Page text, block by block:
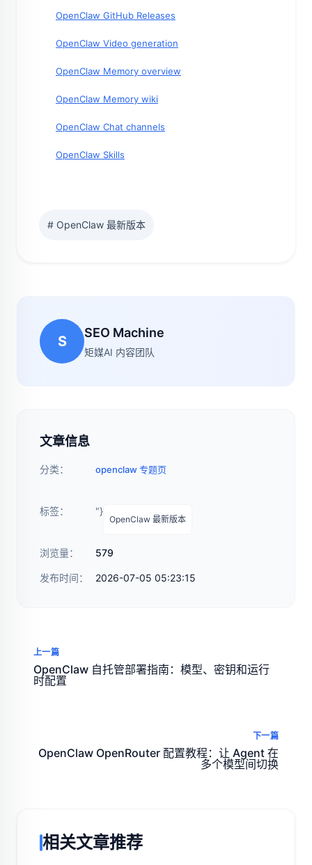
OpenClaw GitHub Releases
OpenClaw Video generation
OpenClaw Memory overview
OpenClaw Memory wiki
OpenClaw Chat channels
OpenClaw Skills
# OpenClaw 最新版本
S
SEO Machine
矩媒AI 内容团队
文章信息
分类： openclaw 专题页
标签： "}
OpenClaw 最新版本
浏览量： 579
发布时间： 2026-07-05 05:23:15
上一篇
OpenClaw 自托管部署指南：模型、密钥和运行
时配置
下一篇
OpenClaw OpenRouter 配置教程：让 Agent 在
多个模型间切换
相关文章推荐